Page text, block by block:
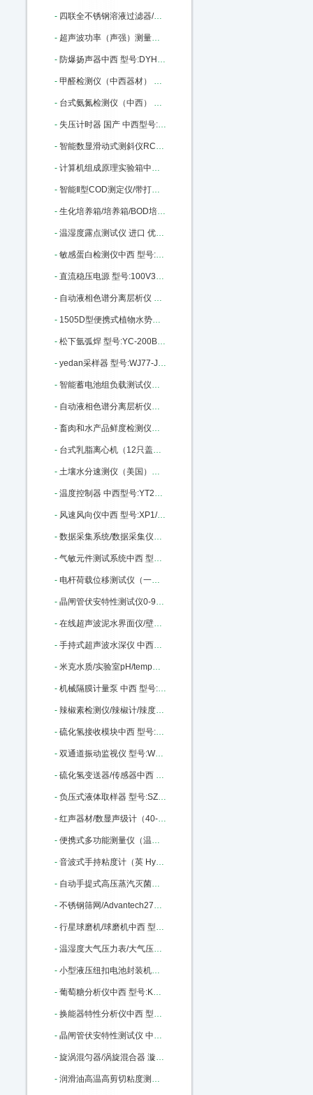
- 四联全不锈钢溶液过滤器/不锈钢过滤器 架子 型号:MT-04库号：M365609
- 超声波功率（声强）测量仪中西 （标准型） 型号:CS33-YP0511A库号：M404559
- 防爆扬声器中西 型号:DYH-5库号：M406025
- 甲醛检测仪（中西器材） 型号:GA27-500B库号：M406029
- 台式氨氮检测仪（中西） 型号:NH-1CA库号：M33470
- 失压计时器 国产 中西型号:JSY-3B1A库号：M138218
- 智能数显滑动式测斜仪RC01/HCX-5中西器型号: RC01/HCX-5 库号：M181541
- 计算机组成原理实验箱中西 型号:MH80-CP226库号：M290975
- 智能Ⅱ型COD测定仪/带打印，连接电脑（中西） 型号:CH10-2M库号：M318861
- 生化培养箱/培养箱/BOD培养箱 型号:CH10-150L库号：M318867
- 温湿度露点测试仪 进口 优势型号:SH7-6003库号：M392569
- 敏感蛋白检测仪中西 型号:MP01-TANNOMETRE库号：M406006
- 直流稳压电源 型号:100V30A库号：M406010
- 自动液相色谱分离层析仪 型号:MD99-3库号：M405990
- 1505D型便携式植物水势压力室 型号:ZX56-1505D库号：M405992
- 松下氩弧焊 型号:YC-200BL库号：M405995
- yedan采样器 型号:WJ77-JN3015-330ML库号：M347493
- 智能蓄电池组负载测试仪中西 型号:NYN-FZY-220-20库号：M364905
- 自动液相色谱分离层析仪（组合式）中西 型号:MC99-3库号：M405978
- 畜肉和水产品鲜度检测仪（中西器材） 型号:FX26-CSY-DS803库号：M203049
- 台式乳脂离心机（12只盖勃氏乳脂计）中西 型号:ZX8M/RZ50库号：M388599
- 土壤水分速测仪（美国）中西 型号:YS22/TDR300库号：M223519
- 温度控制器 中西型号:YT26/YLD-6402WG库号：M368186
- 风速风向仪中西 型号:XP1/PH91/PH-SD1库号：M322920
- 数据采集系统/数据采集仪及分析软件（中西） 型号:ZX32/BZ7201库号：M242379
- 气敏元件测试系统中西 型号:WS-30A库号：M368882
- 电杆荷载位移测试仪（一屏）中西型号:WY18-170436库号：M170436
- 晶闸管伏安特性测试仪0-9000V 型号:KM1-DBC-021库号：M205309
- 在线超声波泥水界面仪/壁挂式超声泥水界面仪中西 型号:CQ01-MH-Y5A库号：M23018
- 手持式超声波水深仪 中西器材优势 50米 型号:CQ01-D130库号：M43497
- 米克水质/实验室pH/temp测定仪台式中西 型号:milwaukeech/MI151库号：M322177
- 机械隔膜计量泵 中西 型号:YL01-GM0170PQ1MNN库号：M369823
- 辣椒素检测仪/辣椒计/辣度计中西 型号:KJ-5LJA库号：M375922
- 硫化氢接收模块中西 型号:A14-24库号：M405946
- 双通道振动监视仪 型号:WSJ-B2 库号：M405962
- 硫化氢变送器/传感器中西 型号:A11-24-0050-1-1库号：M405967
- 负压式液体取样器 型号:SZ23/56496库号：M56496
- 红声器材/数显声级计（40-130DB,2型）中西 型号:JH8-HS5633库号：M322317
- 便携式多功能测量仪（温度·转速·大气压力）中西 型号:KM06-VT 210库号：M342410
- 音波式手持粘度计（英 Hydramotion）中西 型号:BH51-VL7-100B-d21-TS库号：M343903
- 自动手提式高压蒸汽灭菌器/ 中西型号:HC15-YXQ-LS-18SI库号：M369476
- 不锈钢筛网/Advantech270目53um中西 型号:375956库号：M375956
- 行星球磨机/球磨机中西 型号:TC06-XQM-4库号：M395264
- 温湿度大气压力表/大气压力计（带RS232接口）（中西器材） 型号:SO01/ZCYB-203库号：M398810
- 小型液压纽扣电池封装机（含拆卸模具封装模具） 型号:KJ01-MSK110库号：M400446
- 葡萄糖分析仪中西 型号:KX03-SBA-40C库号：M165227
- 换能器特性分析仪中西 型号:ZX-YPC260A库号：M176886
- 晶闸管伏安特性测试仪 中西型号:RH82/DBC-021库号：M186513
- 旋涡混匀器/涡旋混合器 漩涡混合仪（中西） 型号:M375967库号：M375967
- 润滑油高温高剪切粘度测定器 中西 型号:KD15-KD-H1706库号：M404041